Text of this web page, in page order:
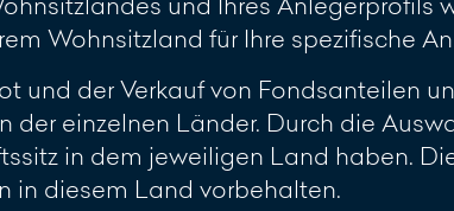
Wohnsitzland für Ihre spezifische
und der Verkauf von Fondsanteilen
der einzelnen Länder. Durch die
in dem jeweiligen Land haben.
in diesem Land vorbehalten.